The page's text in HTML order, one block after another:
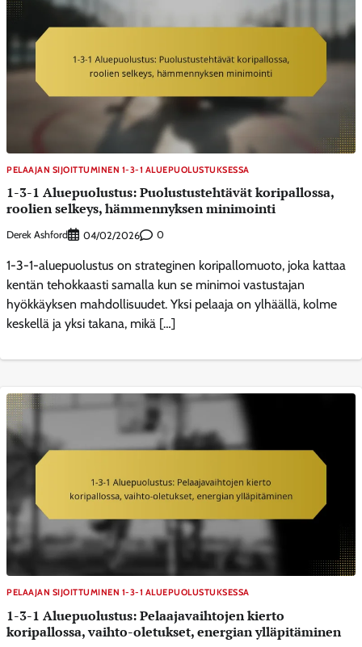
PELAAJAN SIJOITTUMINEN 1-3-1 ALUEPUOLUSTUKSESSA
1-3-1 Aluepuolustus: Puolustustehtävät koripallossa,
roolien selkeys, hämmennyksen minimointi
Derek Ashford 04/02/2026 0
1-3-1-aluepuolustus on strateginen koripallomuoto, joka kattaa
kentän tehokkaasti samalla kun se minimoi vastustajan
hyökkäyksen mahdollisuudet. Yksi pelaaja on ylhäällä, kolme
keskellä ja yksi takana, mikä […]
PELAAJAN SIJOITTUMINEN 1-3-1 ALUEPUOLUSTUKSESSA
1-3-1 Aluepuolustus: Pelaajavaihtojen kierto
koripallossa, vaihto-oletukset, energian ylläpitäminen